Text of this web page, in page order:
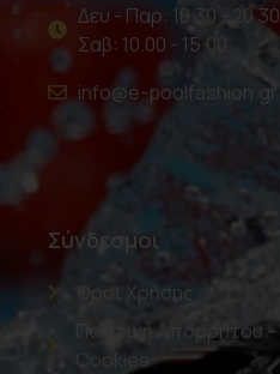
Δευ - Παρ: 10.30 - 20.30
Σαβ: 10.00 - 15.00
info@e-poolfashion.gr
Σύνδεσμοι
Όροι Χρήσης
Πολιτική Απορρήτου –
Cookies